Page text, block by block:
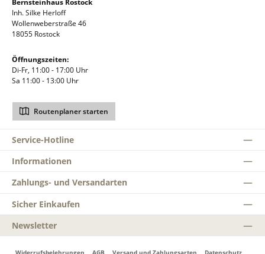
Inh. Silke Herloff
Wollenweberstraße 46
18055 Rostock
Öffnungszeiten:
Di-Fr, 11:00 - 17:00 Uhr
Sa 11:00 - 13:00 Uhr
Routenplaner starten
Service-Hotline
Informationen
Zahlungs- und Versandarten
Sicher Einkaufen
Newsletter